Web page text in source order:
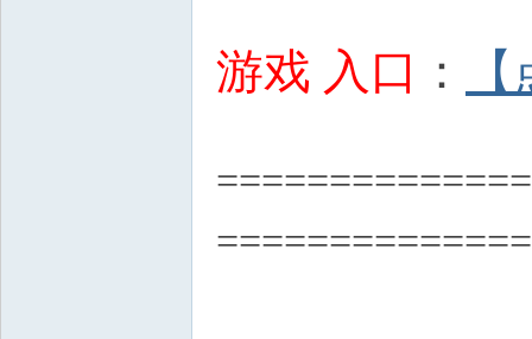
游戏 入口 ：